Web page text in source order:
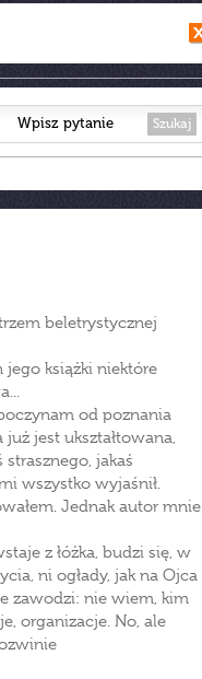
Szukaj
beletrystycznej
książki niektóre
od poznania
jest ukształtowana,
strasznego, jakaś
wszystko wyjaśnił.
Jednak autor mnie
z łóżka, budzi się, w
ni ogłady, jak na Ojca
zawodzi: nie wiem, kim
organizacje. No, ale